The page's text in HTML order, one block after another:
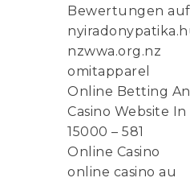
Bewertungen
nzwwa.org.nz
omitapparel
Online Betting
Casino Website
15000 – 581
Online Casino
online casino au